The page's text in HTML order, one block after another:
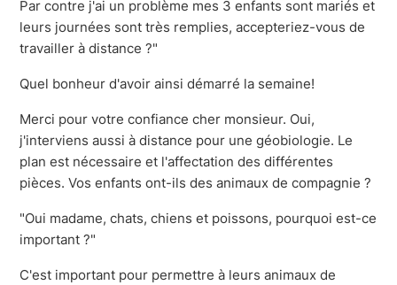
Par contre j'ai un problème mes 3 enfants sont mariés et
leurs journées sont très remplies, accepteriez-vous de
travailler à distance ?"
Quel bonheur d'avoir ainsi démarré la semaine!
Merci pour votre confiance cher monsieur. Oui,
j'interviens aussi à distance pour une géobiologie. Le
plan est nécessaire et l'affectation des différentes
pièces. Vos enfants ont-ils des animaux de compagnie ?
"Oui madame, chats, chiens et poissons, pourquoi est-ce
important ?"
C'est important pour permettre à leurs animaux de